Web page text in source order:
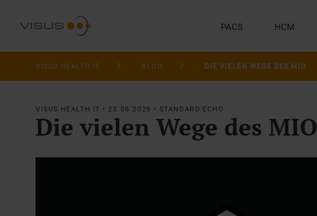
PACS HCM
VISUS HEALTH IT BLOG DIE VIELEN WEGE DES MIO
VISUS HEALTH IT • 23.06.2026 • STANDARD ECHO
Die vielen Wege des MIO